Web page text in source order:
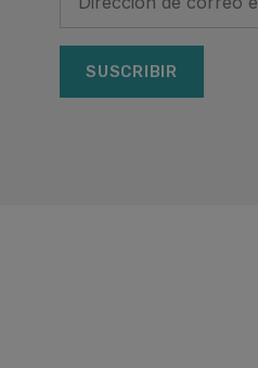
SUSCRIBIR